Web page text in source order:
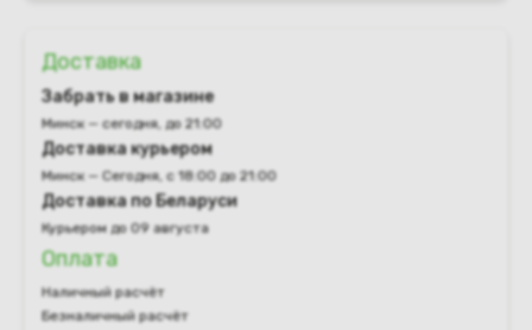
Доставка
Забрать в магазине
Минск — сегодня, до 21:00
Доставка курьером
Минск — Сегодня, с 18:00 до 21:00
Доставка по Беларуси
Курьером до 09 августа
Оплата
Наличный расчёт
Безналичный расчёт